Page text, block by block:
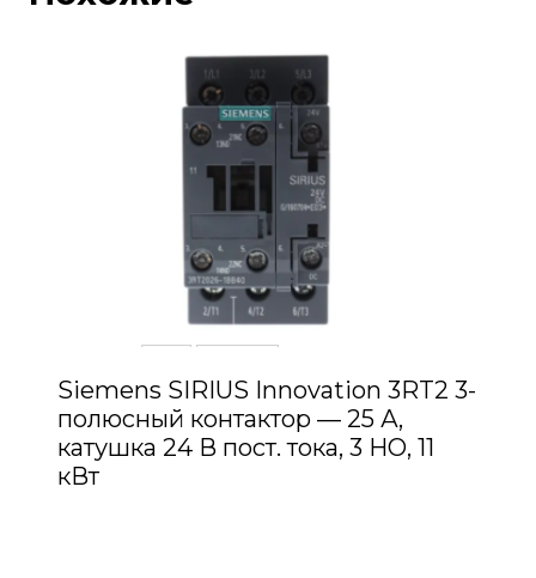
Siemens SIRIUS Innovation 3RT2 3-
полюсный контактор — 25 А,
катушка 24 В пост. тока, 3 НО, 11
кВт